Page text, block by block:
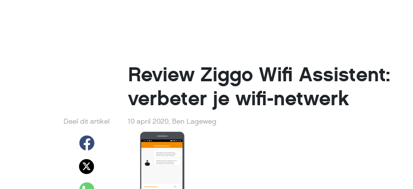
Review Ziggo Wifi Assistent:
verbeter je wifi-netwerk
Deel dit artikel 10 april 2020, Ben Lageweg